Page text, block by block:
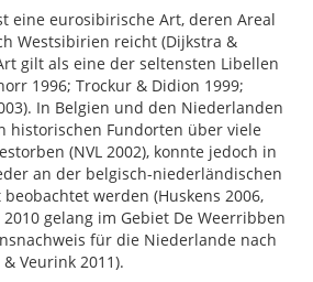
eine eurosibirische Art, deren Areal
Westsibirien reicht (Dijkstra &
gilt als eine der seltensten Libellen
1996; Trockur & Didion 1999;
In Belgien und den Niederlanden
historischen Fundorten über viele
(NVL 2002), konnte jedoch in
an der belgisch-niederländischen
werden (Huskens 2006,
gelang im Gebiet De Weerribben
für die Niederlande nach
Veurink 2011).